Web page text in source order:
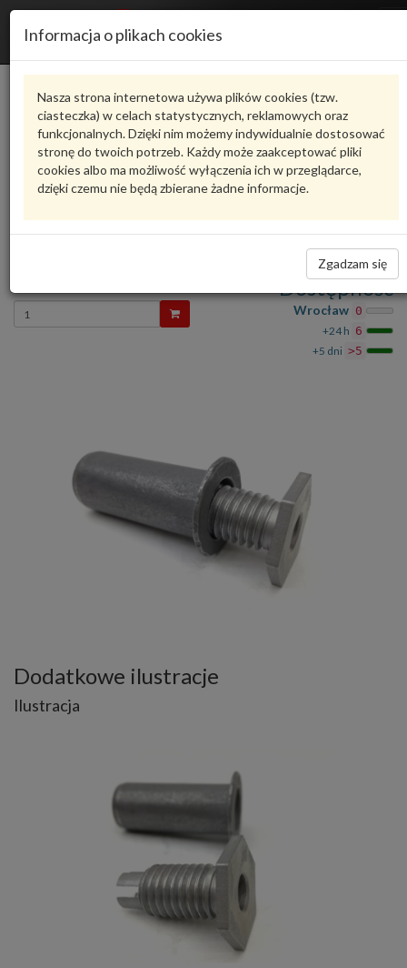
Informacja o plikach cookies
Nasza strona internetowa używa plików cookies (tzw.
ciasteczka) w celach statystycznych, reklamowych oraz
funkcjonalnych. Dzięki nim możemy indywidualnie dostosować
stronę do twoich potrzeb. Każdy może zaakceptować pliki
cookies albo ma możliwość wyłączenia ich w przeglądarce,
dzięki czemu nie będą zbierane żadne informacje.
Zgadzam się
Karta produktu
9A700786600VAG
VAG - produkt oryginalny VW AUDI SEAT SKODA
Zadaj pytanie o produkt Nit mocujący 9A700786600 VAG
Wprowadź
ilość
Dostępność
Wrocław 0
+24 h 6
+5 dni >5
Dodatkowe ilustracje
Ilustracja